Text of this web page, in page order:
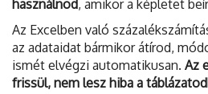
használnod, amikor a képletet
Az Excelben való
az adataidat bármikor átírod,
ismét elvégzi automatikusan. Az
frissül, nem lesz hiba a